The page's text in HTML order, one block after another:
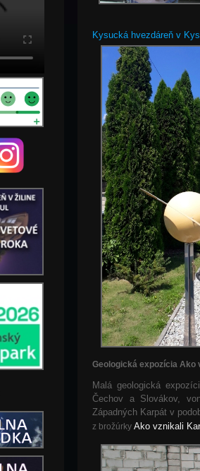
Kysucká hvezdáreň v
Geologická expozícia Ako
Malá geologická
Čechov a Slovákov,
Západných Karpát v
z brožúrky Ako vznikali